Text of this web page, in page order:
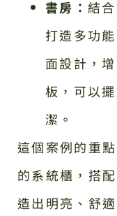
書房：結合
打造多功
面設計，
板，可以
潔。
這個案例的重
的系統櫃，搭配
造出明亮、舒